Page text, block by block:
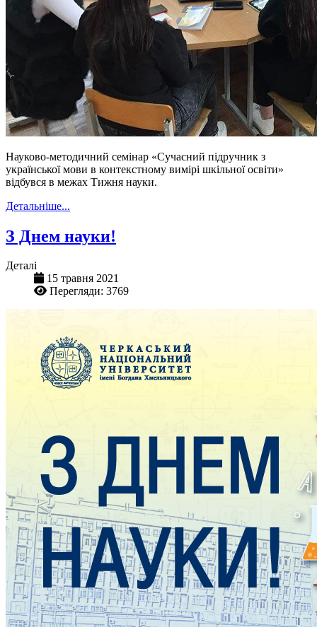
Науково-методичний семінар «Сучасний підручник з
української мови в контекстному вимірі шкільної освіти»
відбувся в межах Тижня науки.
Детальніше...
З Днем науки!
Деталі
15 травня 2021
Перегляди: 3769